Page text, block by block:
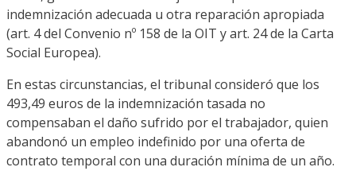
indemnización adecuada u otra reparación apropiada
(art. 4 del Convenio nº 158 de la OIT y art. 24 de la Carta
Social Europea).
En estas circunstancias, el tribunal consideró que los
493,49 euros de la indemnización tasada no
compensaban el daño sufrido por el trabajador, quien
abandonó un empleo indefinido por una oferta de
contrato temporal con una duración mínima de un año.